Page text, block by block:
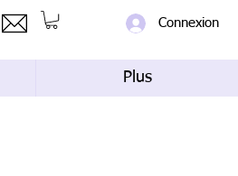
Connexion
Plus